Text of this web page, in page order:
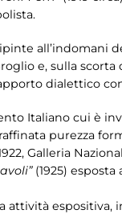
all’indomani
e, sulla
dialettico
Italiano cui è
purezza
Galleria
(1925) esposta
attività